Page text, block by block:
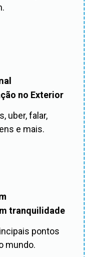
no Exterior
uber, falar,
e mais.
tranquilidade
pontos
mundo.